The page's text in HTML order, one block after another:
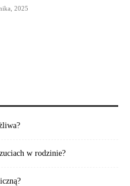
2025
w rodzinie?